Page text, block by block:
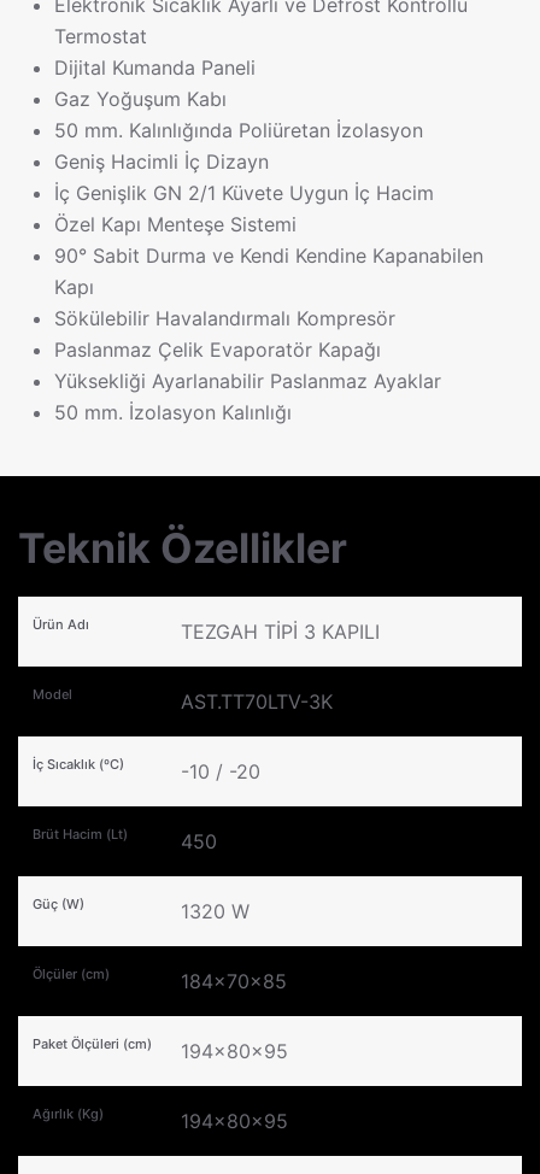
Elektronik Sıcaklık Ayarlı ve Defrost Kontrollü
Termostat
Dijital Kumanda Paneli
Gaz Yoğuşum Kabı
50 mm. Kalınlığında Poliüretan İzolasyon
Geniş Hacimli İç Dizayn
İç Genişlik GN 2/1 Küvete Uygun İç Hacim
Özel Kapı Menteşe Sistemi
90° Sabit Durma ve Kendi Kendine Kapanabilen
Kapı
Sökülebilir Havalandırmalı Kompresör
Paslanmaz Çelik Evaporatör Kapağı
Yüksekliği Ayarlanabilir Paslanmaz Ayaklar
50 mm. İzolasyon Kalınlığı
Teknik Özellikler
Ürün Adı TEZGAH TİPİ 3 KAPILI
Model AST.TT70LTV-3K
İç Sıcaklık (ºC) -10 / -20
Brüt Hacim (Lt) 450
Güç (W) 1320 W
Ölçüler (cm) 184x70x85
Paket Ölçüleri (cm) 194x80x95
Ağırlık (Kg) 194x80x95